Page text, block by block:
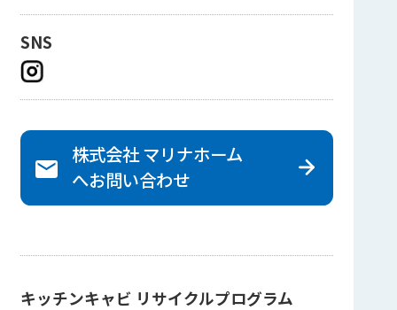
SNS
株式会社 マリナホーム
へお問い合わせ
キッチンキャビ リサイクルプログラム